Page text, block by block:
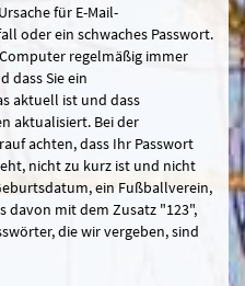
für E-Mail-
oder ein schwaches Passwort.
regelmäßig immer
dass Sie ein
aktuell ist und dass
aktualisiert. Bei der
achten, dass Ihr Passwort
nicht zu kurz ist und nicht
ein Fußballverein,
davon mit dem Zusatz "123",
die wir vergeben, sind